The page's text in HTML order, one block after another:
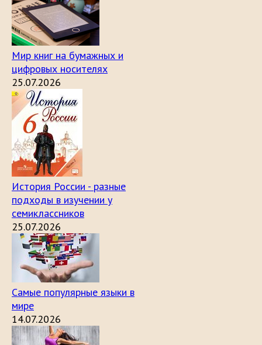
Мир книг на бумажных и
цифровых носителях
25.07.2026
История России - разные
подходы в изучении у
семиклассников
25.07.2026
Самые популярные языки в
мире
14.07.2026